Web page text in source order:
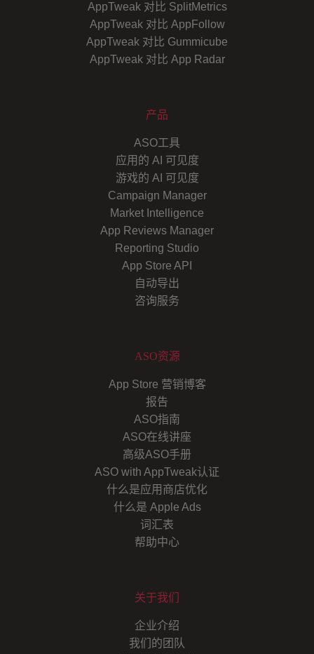
AppTweak 对比 SplitMetrics
AppTweak 对比 AppFollow
AppTweak 对比 Gummicube
AppTweak 对比 App Radar
产品
ASO工具
应用的 AI 可见度
游戏的 AI 可见度
Campaign Manager
Market Intelligence
App Reviews Manager
Reporting Studio
App Store API
自动导出
咨询服务
ASO资源
App Store 营销博客
报告
ASO指南
ASO在线讲座
高级ASO手册
ASO with AppTweak认证
什么是应用商店优化
什么是 Apple Ads
词汇表
帮助中心
关于我们
企业介绍
我们的团队